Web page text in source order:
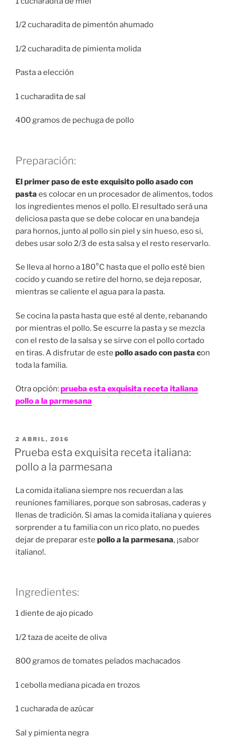
1/2 cucharadita de pimentón ahumado
1/2 cucharadita de pimienta molida
Pasta a elección
1 cucharadita de sal
400 gramos de pechuga de pollo
Preparación:
El primer paso de este exquisito pollo asado con
pasta es colocar en un procesador de alimentos, todos
los ingredientes menos el pollo. El resultado será una
deliciosa pasta que se debe colocar en una bandeja
para hornos, junto al pollo sin piel y sin hueso, eso si,
debes usar solo 2/3 de esta salsa y el resto reservarlo.
Se lleva al horno a 180°C hasta que el pollo esté bien
cocido y cuando se retire del horno, se deja reposar,
mientras se caliente el agua para la pasta.
Se cocina la pasta hasta que esté al dente, rebanando
por mientras el pollo. Se escurre la pasta y se mezcla
con el resto de la salsa y se sirve con el pollo cortado
en tiras. A disfrutar de este pollo asado con pasta con
toda la familia.
Otra opción:prueba esta exquisita receta italiana
pollo a la parmesana
PUBLICADO
EN
2 ABRIL, 2016
Prueba esta exquisita receta italiana:
pollo a la parmesana
La comida italiana siempre nos recuerdan a las
reuniones familiares, porque son sabrosas, caderas y
llenas de tradición. Si amas la comida italiana y quieres
sorprender a tu familia con un rico plato, no puedes
dejar de preparar este pollo a la parmesana, ¡sabor
italiano!.
Ingredientes:
1 diente de ajo picado
1/2 taza de aceite de oliva
800 gramos de tomates pelados machacados
1 cebolla mediana picada en trozos
1 cucharada de azúcar
Sal y pimienta negra